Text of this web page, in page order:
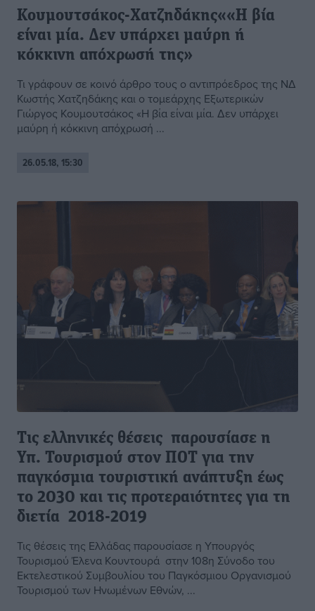
Κουμουτσάκος-Χατζηδάκης««Η βία
είναι μία. Δεν υπάρχει μαύρη ή
κόκκινη απόχρωσή της»
Τι γράφουν σε κοινό άρθρο τους ο αντιπρόεδρος της ΝΔ
Κωστής Χατζηδάκης και ο τομεάρχης Εξωτερικών
Γιώργος Κουμουτσάκος «Η βία είναι μία. Δεν υπάρχει
μαύρη ή κόκκινη απόχρωσή ...
26.05.18, 15:30
Τις ελληνικές θέσεις παρουσίασε η
Υπ. Τουρισμού στον ΠΟΤ για την
παγκόσμια τουριστική ανάπτυξη έως
το 2030 και τις προτεραιότητες για τη
διετία 2018-2019
Τις θέσεις της Ελλάδας παρουσίασε η Υπουργός
Τουρισμού Έλενα Κουντουρά στην 108η Σύνοδο του
Εκτελεστικού Συμβουλίου του Παγκόσμιου Οργανισμού
Τουρισμού των Ηνωμένων Εθνών, ...